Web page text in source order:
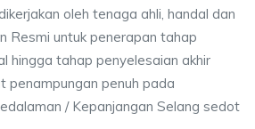
oleh tenaga ahli, handal dan
Resmi untuk penerapan tahap
hingga tahap penyelesaian akhir
penampungan penuh pada
/ Kepanjangan Selang sedot